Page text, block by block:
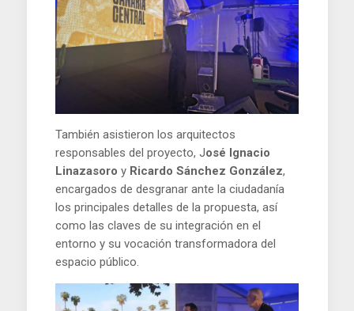
También asistieron los arquitectos
responsables del proyecto, José Ignacio
Linazasoroy Ricardo Sánchez González,
encargados de desgranar ante la ciudadanía
los principales detalles de la propuesta, así
como las claves de su integración en el
entorno y su vocación transformadora del
espacio público.